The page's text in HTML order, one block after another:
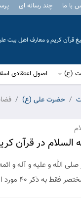
با ما چند رسانه ای
قرآن کریم و معارف اهل
(ع) اصول اعتقادی
حضرت علی (ع)
السلام در قرآن
مورد از آن پرداخته می شود